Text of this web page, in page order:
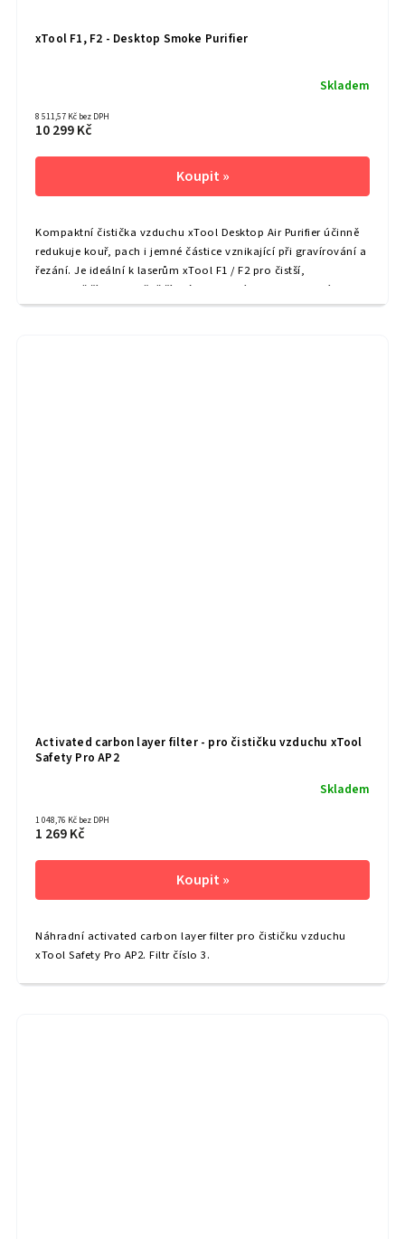
xTool F1, F2 - Desktop Smoke Purifier
Skladem
8 511,57 Kč bez DPH
10 299 Kč
Kompaktní čistička vzduchu xTool Desktop Air Purifier účinně
redukuje kouř, pach i jemné částice vznikající při gravírování a
řezání. Je ideální k laserům xTool F1 / F2 pro čistší,
pohodlnější a bezpečnější práci v interiéru.Kompatibilní s...
Activated carbon layer filter - pro čističku vzduchu xTool
Safety Pro AP2
Skladem
1 048,76 Kč bez DPH
1 269 Kč
Náhradní activated carbon layer filter pro čističku vzduchu
xTool Safety Pro AP2. Filtr číslo 3.